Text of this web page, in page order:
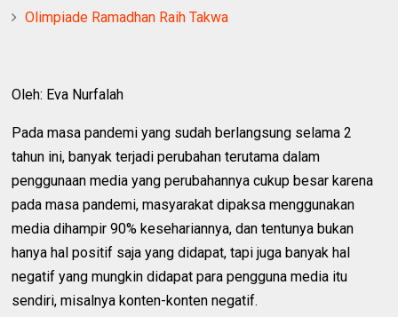
Olimpiade Ramadhan Raih Takwa
Oleh: Eva Nurfalah
Pada masa pandemi yang sudah berlangsung selama 2
tahun ini, banyak terjadi perubahan terutama dalam
penggunaan media yang perubahannya cukup besar karena
pada masa pandemi, masyarakat dipaksa menggunakan
media dihampir 90% kesehariannya, dan tentunya bukan
hanya hal positif saja yang didapat, tapi juga banyak hal
negatif yang mungkin didapat para pengguna media itu
sendiri, misalnya konten-konten negatif.